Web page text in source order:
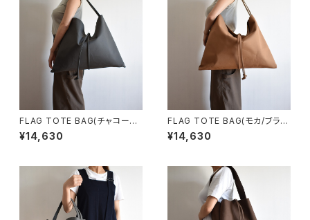
FLAG TOTE BAG(チャコール/
グレー)
¥14,630
FLAG TOTE BAG(モカ/ブラウ
ン)
¥14,630